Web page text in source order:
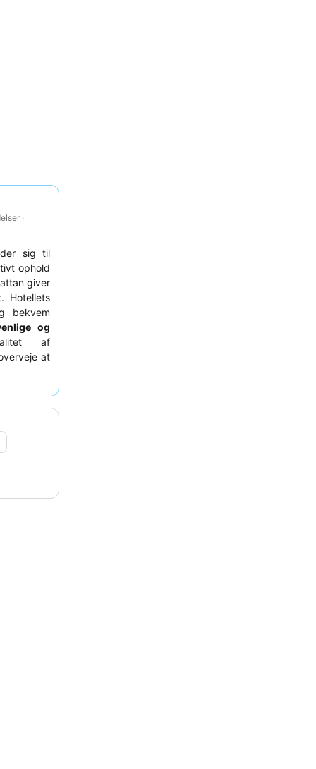
·
sig til
ophold
giver
Hotellets
bekvem
og
af
at